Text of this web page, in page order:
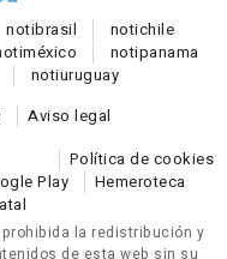
notibrasil notichile
méxico notipanama
notiuruguay
Aviso legal
Política de cookies
Play
Hemeroteca
la redistribución y
de esta web sin su